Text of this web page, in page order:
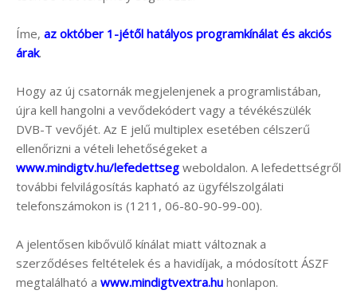
Íme, az október 1-jétől hatályos programkínálat és akciós
árak.
Hogy az új csatornák megjelenjenek a programlistában,
újra kell hangolni a vevődekódert vagy a tévékészülék
DVB-T vevőjét. Az E jelű multiplex esetében célszerű
ellenőrizni a vételi lehetőségeket a
www.mindigtv.hu/lefedettseg weboldalon. A lefedettségről
további felvilágosítás kapható az ügyfélszolgálati
telefonszámokon is (1211, 06-80-90-99-00).
A jelentősen kibővülő kínálat miatt változnak a
szerződéses feltételek és a havidíjak, a módosított ÁSZF
megtalálható a www.mindigtvextra.hu honlapon.